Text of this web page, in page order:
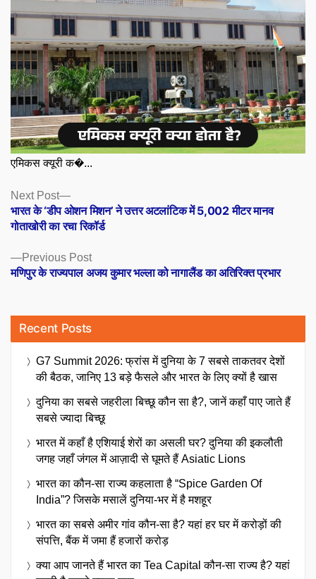
एमिकस क्यूरी क�...
Posts
navigation
Previous PostPrevious
post:
मणिपुर के राज्यपाल अजय कुमार भल्ला को नागालैंड का अतिरिक्त प्रभार
Next Post
Next
post:
भारत के ‘डीप ओशन मिशन’ ने उत्तर अटलांटिक में 5,002 मीटर मानव
गोताखोरी का रचा रिकॉर्ड
Recent Posts
G7 Summit 2026: फ्रांस में दुनिया के 7 सबसे ताकतवर देशों
की बैठक, जानिए 13 बड़े फैसले और भारत के लिए क्यों है खास
दुनिया का सबसे जहरीला बिच्छू कौन सा है?, जानें कहाँ पाए जाते हैं
सबसे ज्यादा बिच्छू
भारत में कहाँ है एशियाई शेरों का असली घर? दुनिया की इकलौती
जगह जहाँ जंगल में आज़ादी से घूमते हैं Asiatic Lions
भारत का कौन-सा राज्य कहलाता है “Spice Garden Of
India”? जिसके मसालें दुनिया-भर में है मशहूर
भारत का सबसे अमीर गांव कौन-सा है? यहां हर घर में करोड़ों की
संपत्ति, बैंक में जमा हैं हजारों करोड़
क्या आप जानते हैं भारत का Tea Capital कौन-सा राज्य है? यहां